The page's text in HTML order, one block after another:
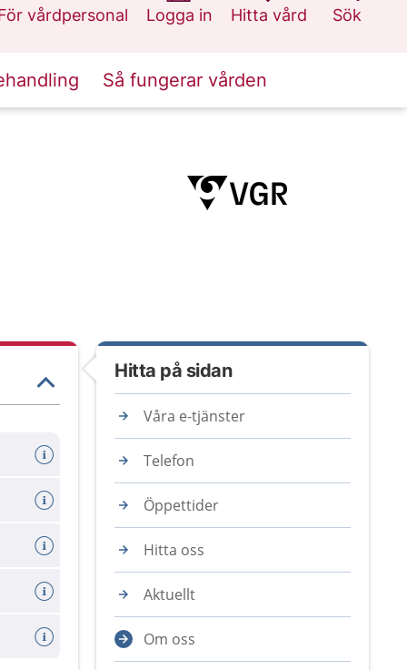
vårdpersonal
Logga in
Hitta vård
Sök
Så fungerar vården
Hitta på sidan
Våra e-tjänster
Telefon
Öppettider
Hitta oss
Aktuellt
Om oss